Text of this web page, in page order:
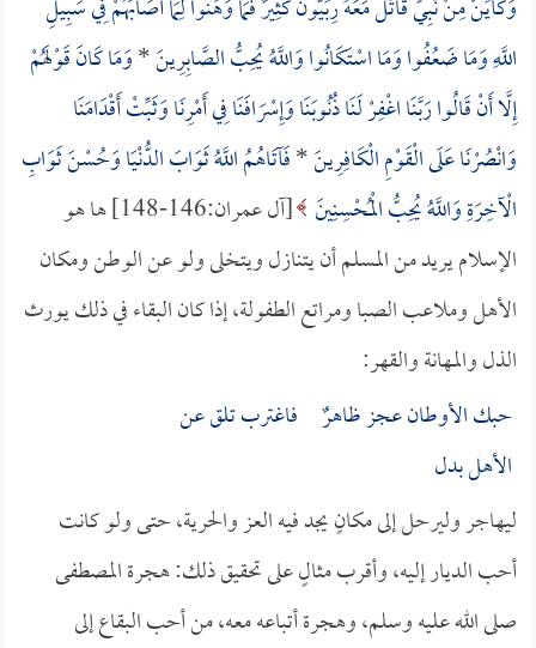
وَكَأَيِّنْ مِنْ نَبِيٍّ قَاتَلَ مَعَهُ رِبِّيُّونَ كَثِيرٌ فَمَا وَهَنُوا لِمَا أَصَابَهُمْ فِي سَبِيلِ
اللَّهِ وَمَا ضَعُفُوا وَمَا اسْتَكَانُوا وَاللَّهُ يُحِبُّ الصَّابِرِينَ*وَمَا كَانَ قَوْلَهُمْ
إِلَّا أَنْ قَالُوا رَبَّنَا اغْفِرْ لَنَا ذُنُوبَنَا وَإِسْرَافَنَا فِي أَمْرِنَا وَثَبِّتْ أَقْدَامَنَا
وَانْصُرْنَا عَلَى الْقَوْمِ الْكَافِرِينَ*فَآتَاهُمُ اللَّهُ ثَوَابَ الدُّنْيَا وَحُسْنَ ثَوَابِ
الْآخِرَةِ وَاللَّهُ يُحِبُّ الْمُحْسِنِينَ
[آل عمران:146-148] ها هو
الإسلام يريد من المسلم أن يتنازل ويتخلى ولو عن الوطن ومكان
الأهل وملاعب الصبا ومراتع الطفولة، إذا كان البقاء في ذلك يورث
الذل والمهانة والقهر:
حبك الأوطان عجز ظاهرٌ فاغترب تلق عن
الأهل بدل
ليهاجر وليرحل إلى مكانٍ يجد فيه العز والحرية، حتى ولو كانت
أحب الديار إليه، وأقرب مثالٍ على تحقيق ذلك: هجرة المصطفى
صلى الله عليه وسلم، وهجرة أتباعه معه، من أحب البقاع إلى